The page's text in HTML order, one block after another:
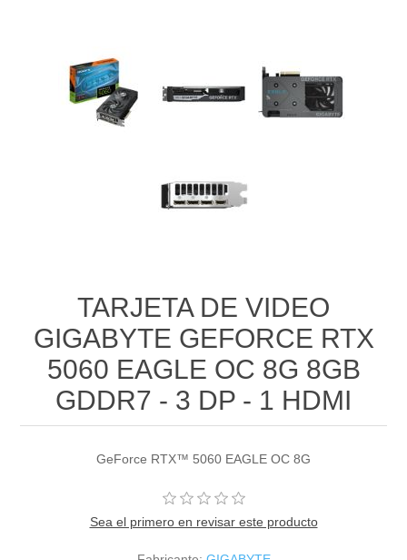
TARJETA DE VIDEO
GIGABYTE GEFORCE RTX
5060 EAGLE OC 8G 8GB
GDDR7 - 3 DP - 1 HDMI
GeForce RTX™ 5060 EAGLE OC 8G
Sea el primero en revisar este producto